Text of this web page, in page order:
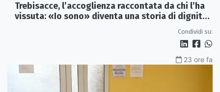
Trebisacce, l’accoglienza raccontata da chi l’ha
vissuta: «Io sono» diventa una storia di dignità
Condividi su:
23 ore fa